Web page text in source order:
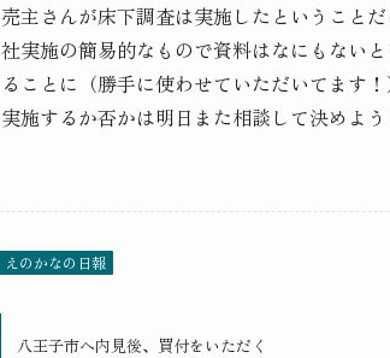
売主さんが床下調査は実施したということ
社実施の簡易的なもので資料はなにもないと
ることに（勝手に使わせていただいてます！
実施するか否かは明日また相談して決めよう
えのかなの日報
八王子市へ内見後、買付をいただく